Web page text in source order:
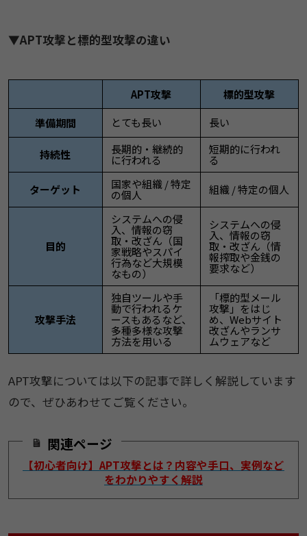
▼APT攻撃と標的型攻撃の違い
APT攻撃
標的型攻撃
準備期間
とても長い 長い
持続性 長期的・継続的
に行われる
短期的に行われ
る
ターゲット 国家や組織 / 特定
の個人 組織 / 特定の個人
目的
システムへの侵
入、情報の窃
取・改ざん（国
家戦略やスパイ
行為など大規模
なもの）
システムへの侵
入、情報の窃
取・改ざん（情
報搾取や金銭の
要求など）
攻撃手法
独自ツールや手
動で行われるケ
ースもあるなど、
多種多様な攻撃
方法を用いる
「標的型メール
攻撃」をはじ
め、Webサイト
改ざんやランサ
ムウェアなど
​​APT攻撃については以下の記事で詳しく解説しています
ので、ぜひあわせてご覧ください。​
関連ページ
【初心者向け】APT攻撃とは？内容や手口、実例など
をわかりやすく解説